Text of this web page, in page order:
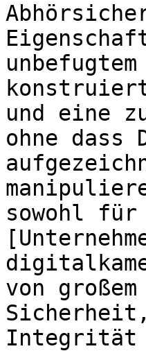
und eine
ohne
sowohl
von
Integrität